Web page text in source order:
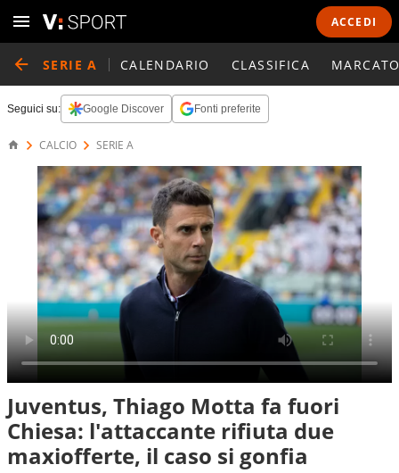
ACCEDI
SERIE A CALENDARIO CLASSIFICA
Seguici su: Google Discover Fonti preferite
CALCIO SERIE A
Juventus, Thiago Motta fa fuori
Chiesa: l'attaccante rifiuta due
maxiofferte, il caso si gonfia